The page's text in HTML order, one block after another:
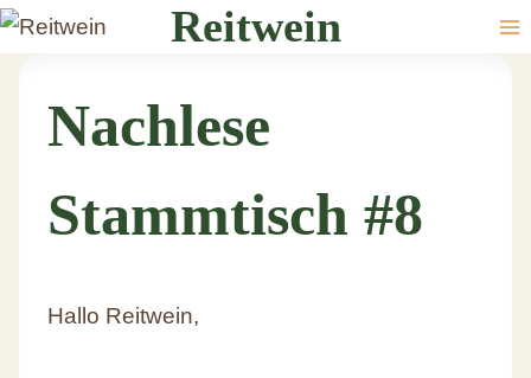
Reitwein
Nachlese
Stammtisch #8
Hallo Reitwein,